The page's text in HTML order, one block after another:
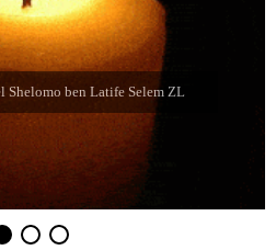
bat Farida Chabube ZL